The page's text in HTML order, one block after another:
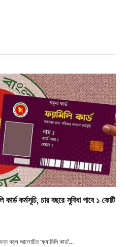
কর্মসূচি, চার বছরে সুবিধা পাবে ১ কোটি
বহুল আলোচিত ‘ফ্যামিলি কার্ড’…